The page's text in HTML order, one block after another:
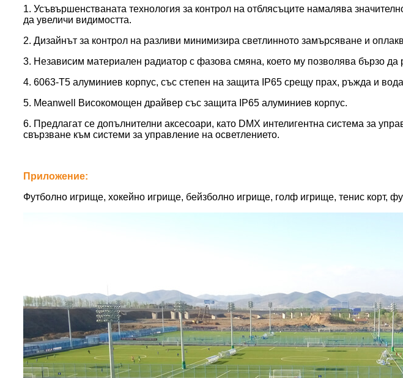
1. Усъвършенстваната технология за контрол на отблясъците намалява
да увеличи видимостта.
2. Дизайнът за контрол на разливи минимизира светлинното замърсяване и
3. Независим материален радиатор с фазова смяна, което му позволява бързо да
4. 6063-T5 алуминиев корпус, със степен на защита IP65 срещу прах, ръжда и
5. Meanwell Високомощен драйвер със защита IP65 алуминиев корпус.
6. Предлагат се допълнителни аксесоари, като DMX интелигентна система за
свързване към системи за управление на осветлението.
Приложение:
Футболно игрище, хокейно игрище, бейзболно игрище, голф игрище, тенис корт,